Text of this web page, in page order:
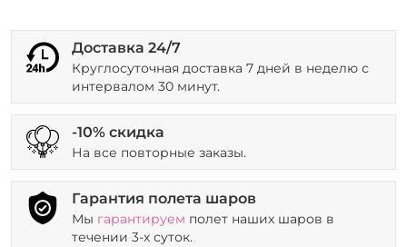
Доставка 24/7
Круглосуточная доставка 7 дней в неделю с
интервалом 30 минут.
-10% скидка
На все повторные заказы.
Гарантия полета шаров
Мы гарантируем полет наших шаров в
течении 3-х суток.